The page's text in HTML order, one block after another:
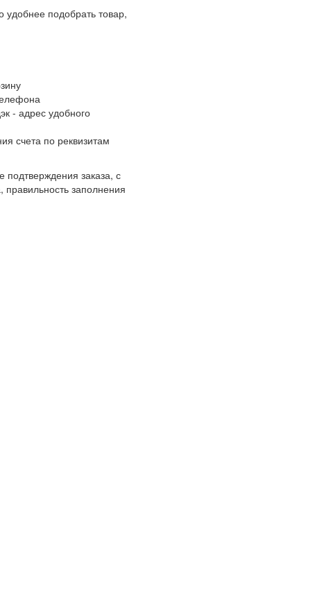
подобрать товар,
- адрес удобного
счета по реквизитам
подтверждения заказа, с
заполнения